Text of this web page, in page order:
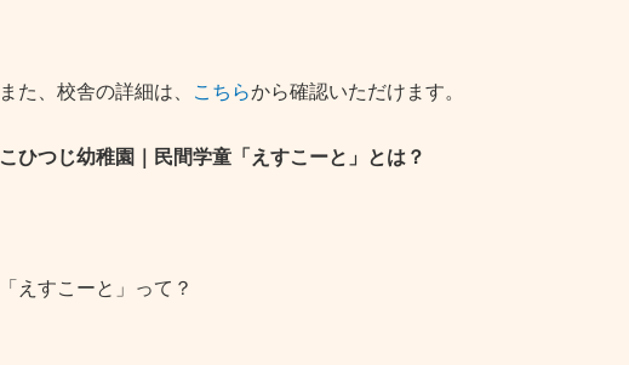
また、校舎の詳細は、 こちらから確認いただけます。
こひつじ幼稚園｜民間学童「えすこーと」とは？
「えすこーと」って？